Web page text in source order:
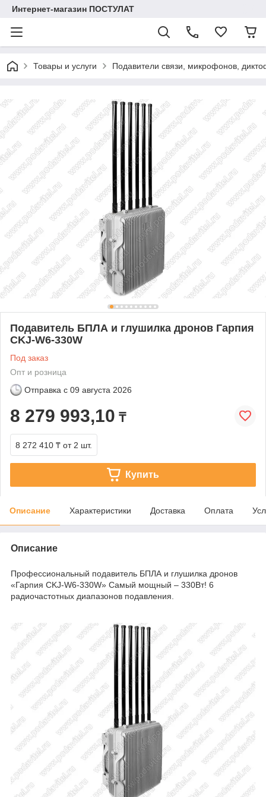
Интернет-магазин ПОСТУЛАТ
Товары и услуги Подавители связи, микрофонов,
Подавитель БПЛА и глушилка дронов Гарпия
CKJ-W6-330W
Под заказ
Опт и розница
Отправка с 09 августа 2026
8 279 993,10 ₸
8 272 410 ₸ от 2 шт.
Купить
Описание Характеристики Доставка Оплата
Описание
Профессиональный подавитель БПЛА и глушилка дронов
«Гарпия CKJ-W6-330W» Самый мощный – 330Вт! 6
радиочастотных диапазонов подавления.